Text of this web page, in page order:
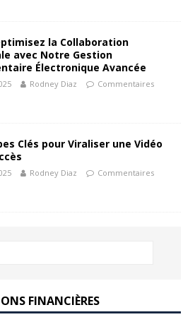
la Collaboration
avec Notre Gestion
Électronique Avancée
Rodney Diaz
Commentaires
Clés pour Viraliser une Vidéo
Rodney Diaz
Commentaires
FINANCIÈRES